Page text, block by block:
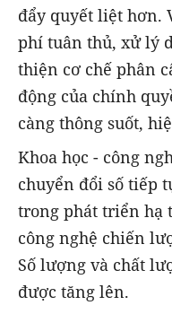
đẩy quyết liệt hơn.
phí tuân thủ, xử lý
thiện cơ chế phân
động của chính
càng thông suốt,
Khoa học - công
chuyển đổi số tiếp
trong phát triển hạ
công nghệ chiến
Số lượng và chất
được tăng lên.